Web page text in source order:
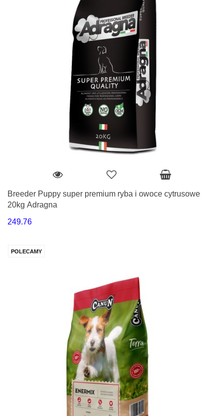
Breeder Puppy super premium ryba i owoce cytrusowe
20kg Adragna
249.76
POLECAMY